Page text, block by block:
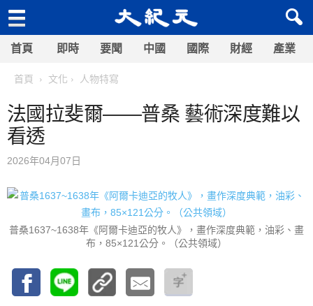
首頁 即時 要聞 中國 國際 財經 產業
首頁 文化 人物特寫
法國拉斐爾——普桑 藝術深度難以
看透
2026年04月07日
普桑1637~1638年《阿爾卡迪亞的牧人》，畫作深度典範，油彩、畫
布，85×121公分。（公共領域）